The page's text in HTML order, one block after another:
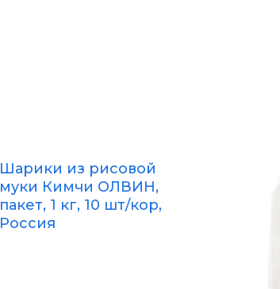
Шарики из рисовой
муки Кимчи ОЛВИН,
пакет, 1 кг, 10 шт/кор,
Россия